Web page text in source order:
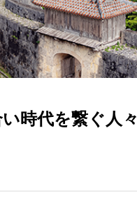
時代を繋ぐ人々